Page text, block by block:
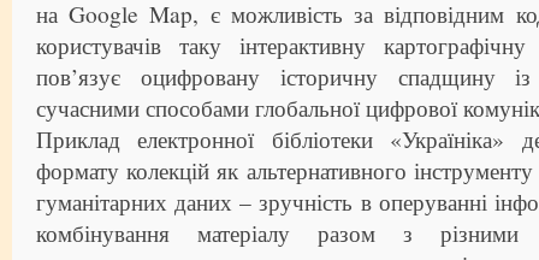
на Google Map, є можливість за відповідним
користувачів таку інтерактивну
пов’язує оцифровану історичну спадщину
сучасними способами глобальної цифрової
Приклад електронної бібліотеки «Україніка»
формату колекцій як альтернативного інструменту
гуманітарних даних – зручність в оперуванні
комбінування матеріалу разом з